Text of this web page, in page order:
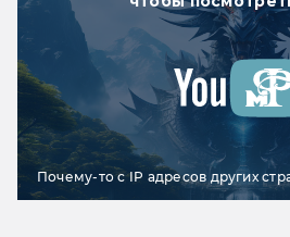
Почему-то с IP адресов других